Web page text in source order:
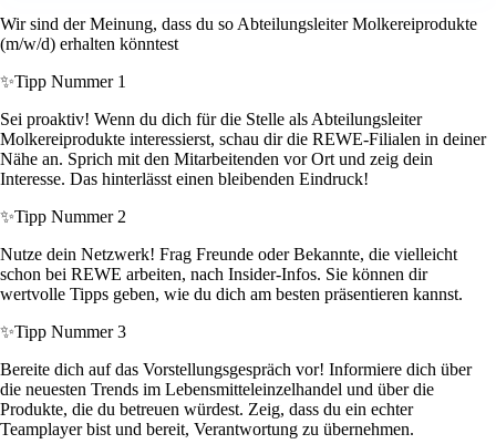
Wir sind der Meinung, dass du so Abteilungsleiter Molkereiprodukte
(m/w/d) erhalten könntest
✨Tipp Nummer 1
Sei proaktiv! Wenn du dich für die Stelle als Abteilungsleiter
Molkereiprodukte interessierst, schau dir die REWE-Filialen in deiner
Nähe an. Sprich mit den Mitarbeitenden vor Ort und zeig dein
Interesse. Das hinterlässt einen bleibenden Eindruck!
✨Tipp Nummer 2
Nutze dein Netzwerk! Frag Freunde oder Bekannte, die vielleicht
schon bei REWE arbeiten, nach Insider-Infos. Sie können dir
wertvolle Tipps geben, wie du dich am besten präsentieren kannst.
✨Tipp Nummer 3
Bereite dich auf das Vorstellungsgespräch vor! Informiere dich über
die neuesten Trends im Lebensmitteleinzelhandel und über die
Produkte, die du betreuen würdest. Zeig, dass du ein echter
Teamplayer bist und bereit, Verantwortung zu übernehmen.